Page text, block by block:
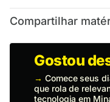
Compartilhar
Gostou
→ Comece seus
que rola de
tecnologia em